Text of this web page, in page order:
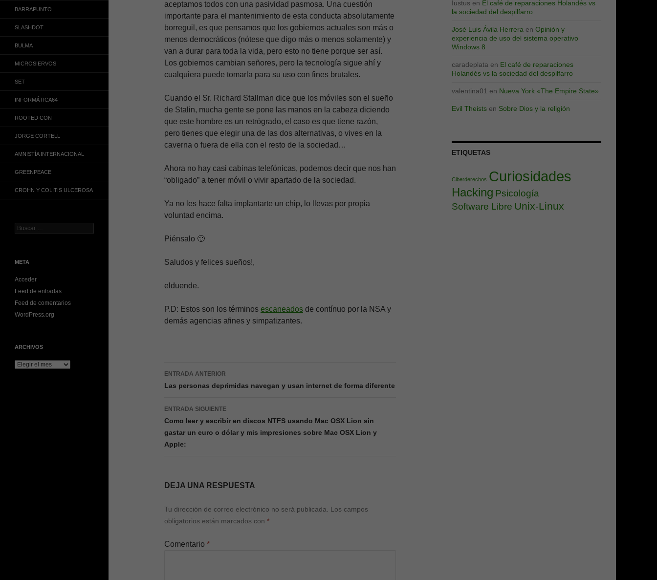
aceptamos todos con una pasividad pasmosa. Una cuestión
importante para el mantenimiento de esta conducta absolutamente
borreguil, es que pensamos que los gobiernos actuales son más o
menos democráticos (nótese que digo más o menos solamente) y
van a durar para toda la vida, pero esto no tiene porque ser así.
Los gobiernos cambian señores, pero la tecnología sigue ahí y
cualquiera puede tomarla para su uso con fines brutales.
Cuando el Sr. Richard Stallman dice que los móviles son el sueño
de Stalin, mucha gente se pone las manos en la cabeza diciendo
que este hombre es un retrógrado, el caso es que tiene razón,
pero tienes que elegir una de las dos alternativas, o vives en la
caverna o fuera de ella con el resto de la sociedad…
Ahora no hay casi cabinas telefónicas, podemos decir que nos han
“obligado” a tener móvil o vivir apartado de la sociedad.
Ya no les hace falta implantarte un chip, lo llevas por propia
voluntad encima.
Piénsalo 🙂
Saludos y felices sueños!,
elduende.
P.D: Estos son los términos escaneados de contínuo por la NSA y
demás agencias afines y simpatizantes.
Navegación
de
entradas
ENTRADA ANTERIOR
Las personas deprimidas navegan y usan internet de forma diferente
ENTRADA SIGUIENTE
Como leer y escribir en discos NTFS usando Mac OSX Lion sin
gastar un euro o dólar y mis impresiones sobre Mac OSX Lion y
Apple:
DEJA UNA RESPUESTA
Tu dirección de correo electrónico no será publicada.
Los campos
obligatorios están marcados con *
Comentario *
Iustus en El café de reparaciones Holandés vs
la sociedad del despilfarro
José Luis Ávila Herrera en Opinión y
experiencia de uso del sistema operativo
Windows 8
caradeplata en El café de reparaciones
Holandés vs la sociedad del despilfarro
valentina01 en Nueva York «The Empire State»
Evil Theists en Sobre Dios y la religión
ETIQUETAS
Ciberderechos Curiosidades
Hacking Psicología
Software Libre Unix-Linux
BARRAPUNTO
SLASHDOT
BULMA
MICROSIERVOS
SET
INFORMÁTICA64
ROOTED CON
JORGE CORTELL
AMNISTÍA INTERNACIONAL
GREENPEACE
CROHN Y COLITIS ULCEROSA
Buscar:
META
Acceder
Feed de entradas
Feed de comentarios
WordPress.org
ARCHIVOS
Archivos